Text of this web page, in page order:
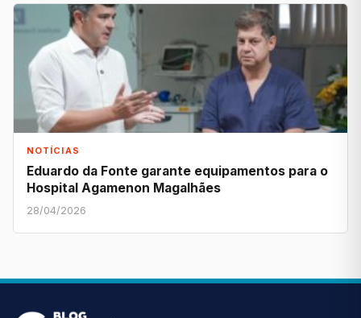
NOTÍCIAS
Eduardo da Fonte garante equipamentos para o
Hospital Agamenon Magalhães
28/04/2026